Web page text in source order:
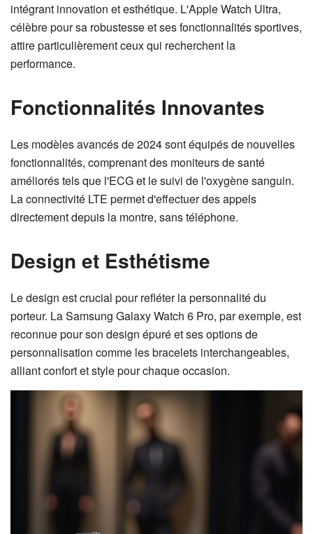
intégrant innovation et esthétique. L'Apple Watch Ultra,
célèbre pour sa robustesse et ses fonctionnalités sportives,
attire particulièrement ceux qui recherchent la
performance.
Fonctionnalités Innovantes
Les modèles avancés de 2024 sont équipés de nouvelles
fonctionnalités, comprenant des moniteurs de santé
améliorés tels que l'ECG et le suivi de l'oxygène sanguin.
La connectivité LTE permet d'effectuer des appels
directement depuis la montre, sans téléphone.
Design et Esthétisme
Le design est crucial pour refléter la personnalité du
porteur. La Samsung Galaxy Watch 6 Pro, par exemple, est
reconnue pour son design épuré et ses options de
personnalisation comme les bracelets interchangeables,
alliant confort et style pour chaque occasion.